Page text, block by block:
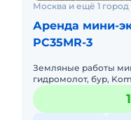
Москва и ещё 1 город
Аренда мини-
PC35MR-3
Земляные работы
гидромолот, бур,
м, ширина ковша 60
планировочный 1